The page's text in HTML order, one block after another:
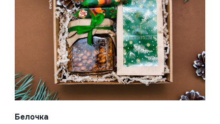
Белочка